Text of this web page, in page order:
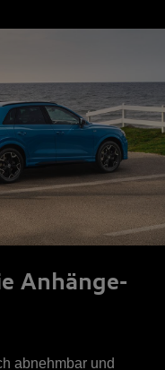
Anhänge­
abnehmbar und